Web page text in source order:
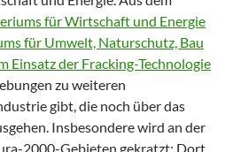
für Wirtschaft und Energie
für Umwelt, Naturschutz, Bau
Einsatz der Fracking-Technologie
zu weiteren
gibt, die noch über das
Insbesondere wird an der
2000-Gebieten gekratzt: Dort